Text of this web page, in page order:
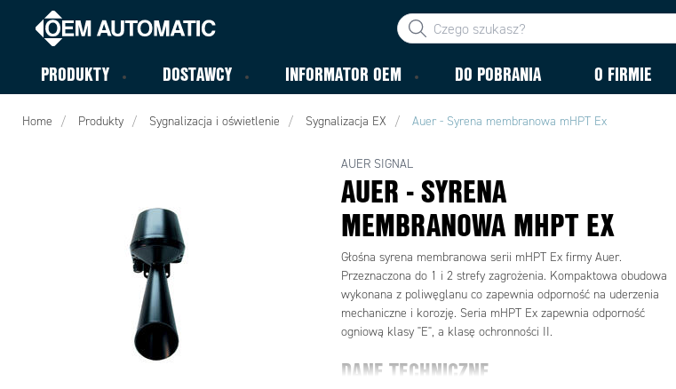
PRODUKTY DOSTAWCY INFORMATOR OEM DO POBRANIA O FIRMIE
Home Produkty Sygnalizacja i oświetlenie Sygnalizacja EX Auer - Syrena membranowa mHPT Ex
AUER SIGNAL
AUER - SYRENA
MEMBRANOWA MHPT EX
Głośna syrena membranowa serii mHPT Ex firmy Auer.
Przeznaczona do 1 i 2 strefy zagrożenia. Kompaktowa obudowa
wykonana z poliwęglanu co zapewnia odporność na uderzenia
mechaniczne i korozję. Seria mHPT Ex zapewnia odporność
ogniową klasy "E", a klasę ochronności II.
DANE TECHNICZNE